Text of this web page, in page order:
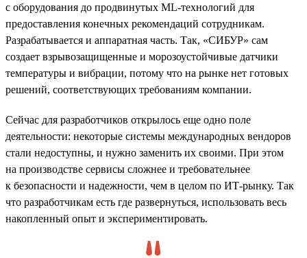
с оборудования до продвинутых ML-технологий для
предоставления конечных рекомендаций сотрудникам.
Разрабатывается и аппаратная часть. Так, «СИБУР» сам
создает взрывозащищенные и морозоустойчивые датчики
температуры и вибрации, потому что на рынке нет готовых
решений, соответствующих требованиям компании.
Сейчас для разработчиков открылось еще одно поле
деятельности: некоторые системы международных вендоров
стали недоступны, и нужно заменить их своими. При этом
на производстве сервисы сложнее и требовательнее
к безопасности и надежности, чем в целом по ИТ-рынку. Так
что разработчикам есть где развернуться, использовать весь
накопленный опыт и экспериментировать.